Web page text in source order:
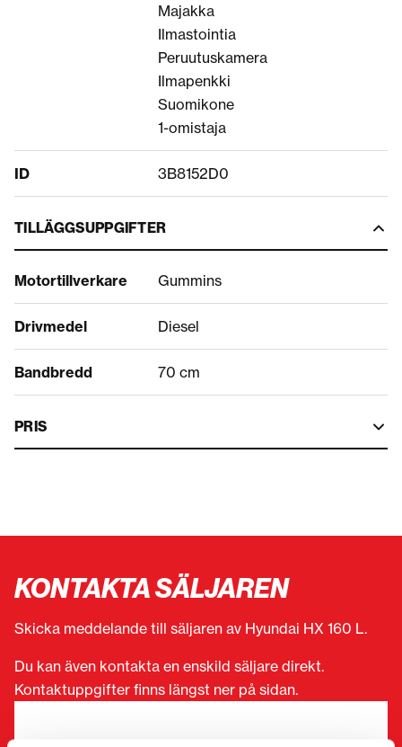
Majakka
Ilmastointia
Peruutuskamera
Ilmapenkki
Suomikone
1-omistaja
ID 3B8152D0
TILLÄGGSUPPGIFTER
Motortillverkare Gummins
Drivmedel Diesel
Bandbredd 70 cm
PRIS
KONTAKTA SÄLJAREN
Skicka meddelande till säljaren av Hyundai HX 160 L.
Du kan även kontakta en enskild säljare direkt.
Kontaktuppgifter finns längst ner på sidan.